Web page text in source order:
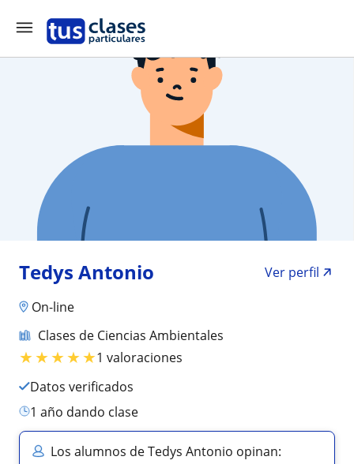
Tedys Antonio
Ver perfil
On-line
Clases de Ciencias Ambientales
★★★★★1 valoraciones
Datos verificados
1 año dando clase
Los alumnos de Tedys Antonio opinan: